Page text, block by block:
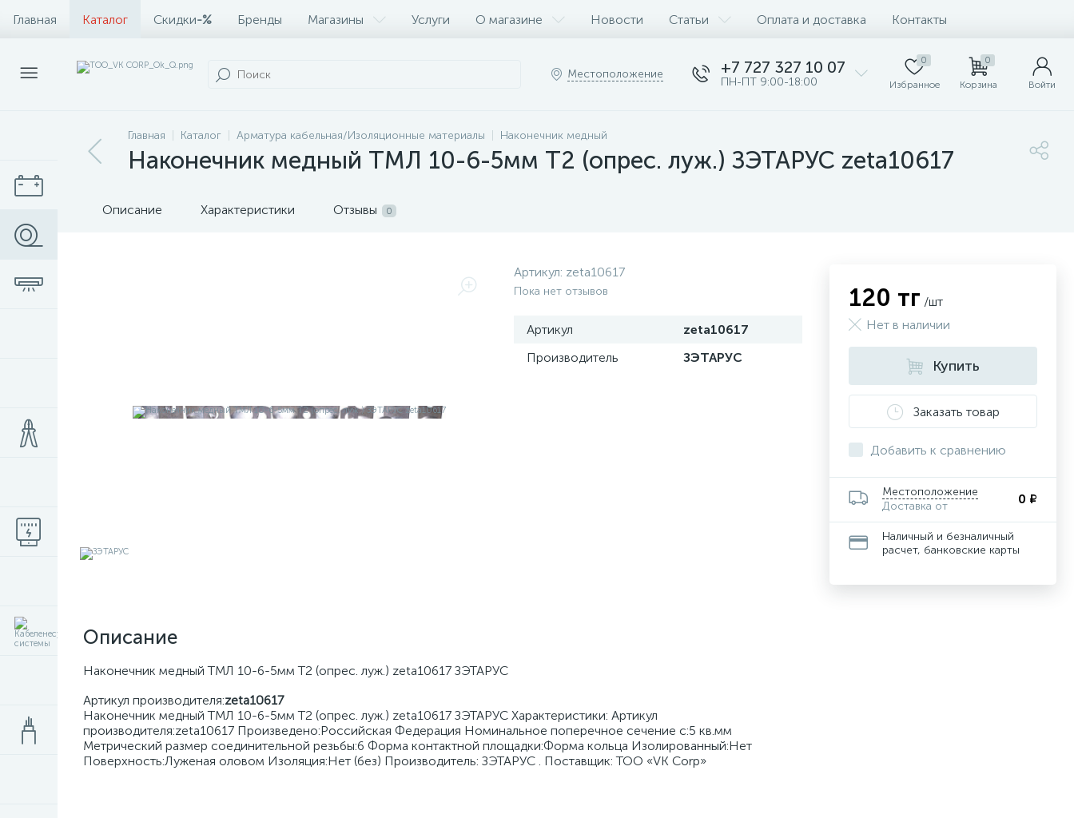
Главная Каталог Скидки-% Бренды Магазины Услуги О магазине Новости Статьи Оплата и доставка Контакты
Местоположение +7 727 327 10 07
ПН-ПТ 9:00-18:00
0
Избранное
0
Корзина Войти
Главная Каталог Арматура кабельная/Изоляционные материалы Наконечник медный
Наконечник медный ТМЛ 10-6-5мм Т2 (опрес. луж.) ЗЭТАРУС zeta10617
Описание Характеристики Отзывы 0
Артикул: zeta10617
Пока нет отзывов
Артикул
zeta10617
Производитель
ЗЭТАРУС
Описание
Наконечник медный ТМЛ 10-6-5мм Т2 (опрес. луж.) zeta10617 ЗЭТАРУС
Артикул производителя:zeta10617
Наконечник медный ТМЛ 10-6-5мм Т2 (опрес. луж.) zeta10617 ЗЭТАРУС Характеристики: Артикул
производителя:zeta10617 Произведено:Российская Федерация Номинальное поперечное сечение с:5 кв.мм
Метрический размер соединительной резьбы:6 Форма контактной площадки:Форма кольца Изолированный:Нет
Поверхность:Луженая оловом Изоляция:Нет (без) Производитель: ЗЭТАРУС . Поставщик: ТОО «VK Corp»
120 тг /шт
Нет в наличии
Купить
Заказать товар
Добавить к сравнению
Местоположение
Доставка от
0 ₽
Наличный и безналичный
расчет, банковские карты